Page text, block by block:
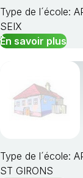
Type de l´école:
SEIX
En savoir plus
Type de l´école:
ST GIRONS